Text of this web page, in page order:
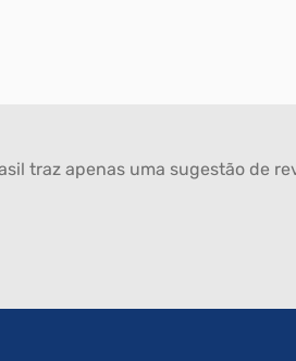
traz apenas uma sugestão de